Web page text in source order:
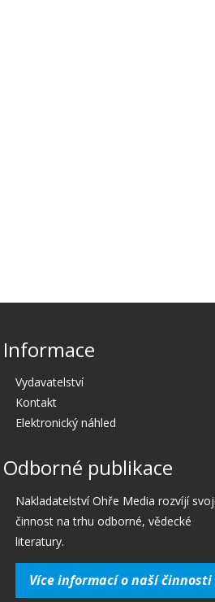
Informace
Vydavatelství
Kontakt
Elektronický náhled
Odborné publikace
Nakladatelství Ohře Media rozvíjí svoji
činnost na trhu odborné, vědecké
literatury.
Více informací o naší činnosti